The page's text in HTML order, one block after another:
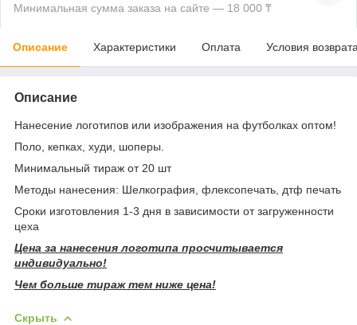
Минимальная сумма заказа на сайте — 18 000 ₸
Описание Характеристики Оплата Условия
Описание
Нанесение логотипов или изображения на футболках оптом!
Поло, кепках, худи, шоперы.
Минимальный тираж от 20 шт
Методы нанесения: Шелкография, флексопечать, дтф печать
Сроки изготовления 1-3 дня в зависимости от загруженности
цеха
Цена за нанесения логотипа просчитывается
индивидуально!
Чем больше тираж тем ниже цена!
Скрыть